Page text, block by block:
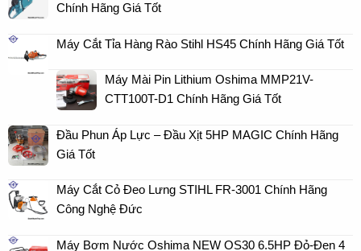
Chính Hãng Giá Tốt
Máy Cắt Tỉa Hàng Rào Stihl HS45 Chính Hãng Giá Tốt
Máy Mài Pin Lithium Oshima MMP21V-
CTT100T-D1 Chính Hãng Giá Tốt
Đầu Phun Áp Lực – Đầu Xịt 5HP MAGIC Chính Hãng
Giá Tốt
Máy Cắt Cỏ Đeo Lưng STIHL FR-3001 Chính Hãng
Công Nghệ Đức
Máy Bơm Nước Oshima NEW OS30 6.5HP Đỏ-Đen 4